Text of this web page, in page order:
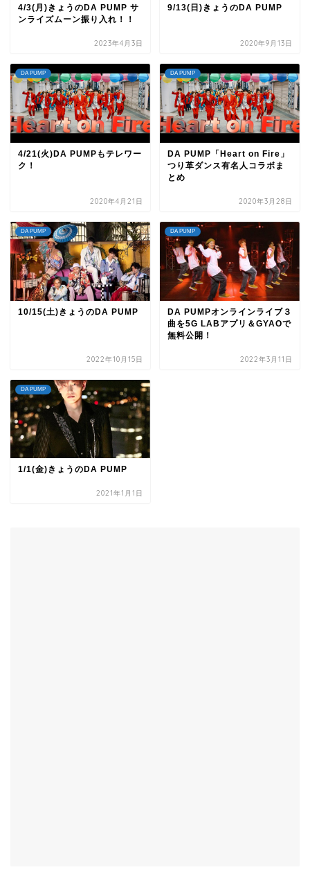
4/3(月)きょうのDA PUMP サ
ンライズムーン振り入れ！！
2023年4月3日
9/13(日)きょうのDA PUMP
2020年9月13日
DA PUMP
4/21(火)DA PUMPもテレワー
ク！
2020年4月21日
DA PUMP
DA PUMP「Heart on Fire」
つり革ダンス有名人コラボま
とめ
2020年3月28日
DA PUMP
10/15(土)きょうのDA PUMP
2022年10月15日
DA PUMP
DA PUMPオンラインライブ３
曲を5G LABアプリ＆GYAOで
無料公開！
2022年3月11日
DA PUMP
1/1(金)きょうのDA PUMP
2021年1月1日